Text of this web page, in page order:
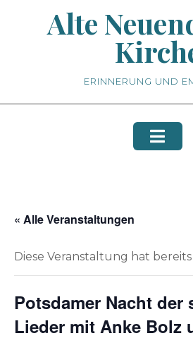
Alte
ERINNERUNG UND
« Alle Veranstaltungen
Diese Veranstaltung hat
Potsdamer Nacht der
Lieder mit Anke Bolz